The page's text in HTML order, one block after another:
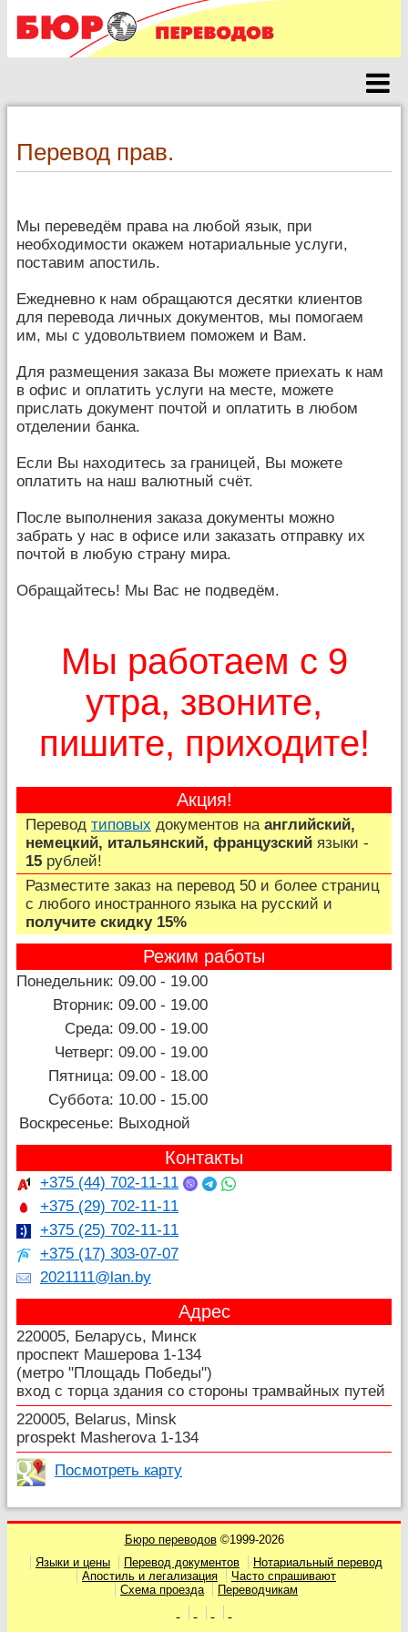
Перевод прав.
Мы переведём права на любой язык, при
необходимости окажем нотариальные услуги,
поставим апостиль.
Ежедневно к нам обращаются десятки клиентов
для перевода личных документов, мы помогаем
им, мы с удовольтвием поможем и Вам.
Для размещения заказа Вы можете приехать к нам
в офис и оплатить услуги на месте, можете
прислать документ почтой и оплатить в любом
отделении банка.
Если Вы находитесь за границей, Вы можете
оплатить на наш валютный счёт.
После выполнения заказа документы можно
забрать у нас в офисе или заказать отправку их
почтой в любую страну мира.
Обращайтесь! Мы Вас не подведём.
Мы работаем с 9
утра, звоните,
пишите, приходите!
Акция!
Перевод типовых документов на английский,
немецкий, итальянский, французский языки -
15 рублей!
Разместите заказ на перевод 50 и более страниц
c любого иностранного языка на русский и
получите скидку 15%
Режим работы
Понедельник: 09.00 - 19.00
Вторник: 09.00 - 19.00
Среда: 09.00 - 19.00
Четверг: 09.00 - 19.00
Пятница: 09.00 - 18.00
Суббота: 10.00 - 15.00
Воскресенье: Выходной
Контакты
+375 (44) 702-11-11
+375 (29) 702-11-11
+375 (25) 702-11-11
+375 (17) 303-07-07
2021111@lan.by
Адрес
220005, Беларусь, Минск
проспект Машерова 1-134
(метро "Площадь Победы")
вход с торца здания со стороны трамвайных путей
220005, Belarus, Minsk
prospekt Masherova 1-134
Посмотреть карту
Бюро переводов ©1999-2026
Языки и цены
Перевод документов
Нотариальный перевод
Апостиль и легализация
Часто спрашивают
Схема проезда
Переводчикам